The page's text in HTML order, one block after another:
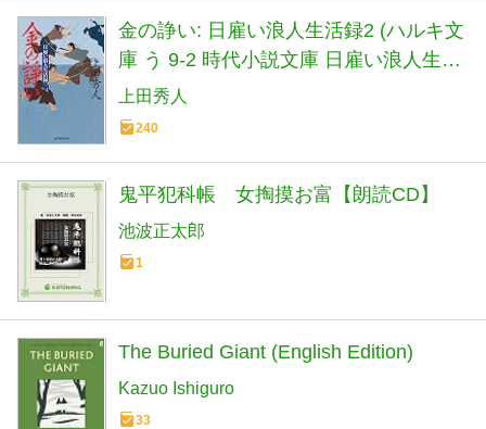
金の諍い: 日雇い浪人生活録2 (ハルキ文
庫 う 9-2 時代小説文庫 日雇い浪人生活
録 2)
上田秀人
240
鬼平犯科帳 女掏摸お富【朗読CD】
池波正太郎
1
The Buried Giant (English Edition)
Kazuo Ishiguro
33